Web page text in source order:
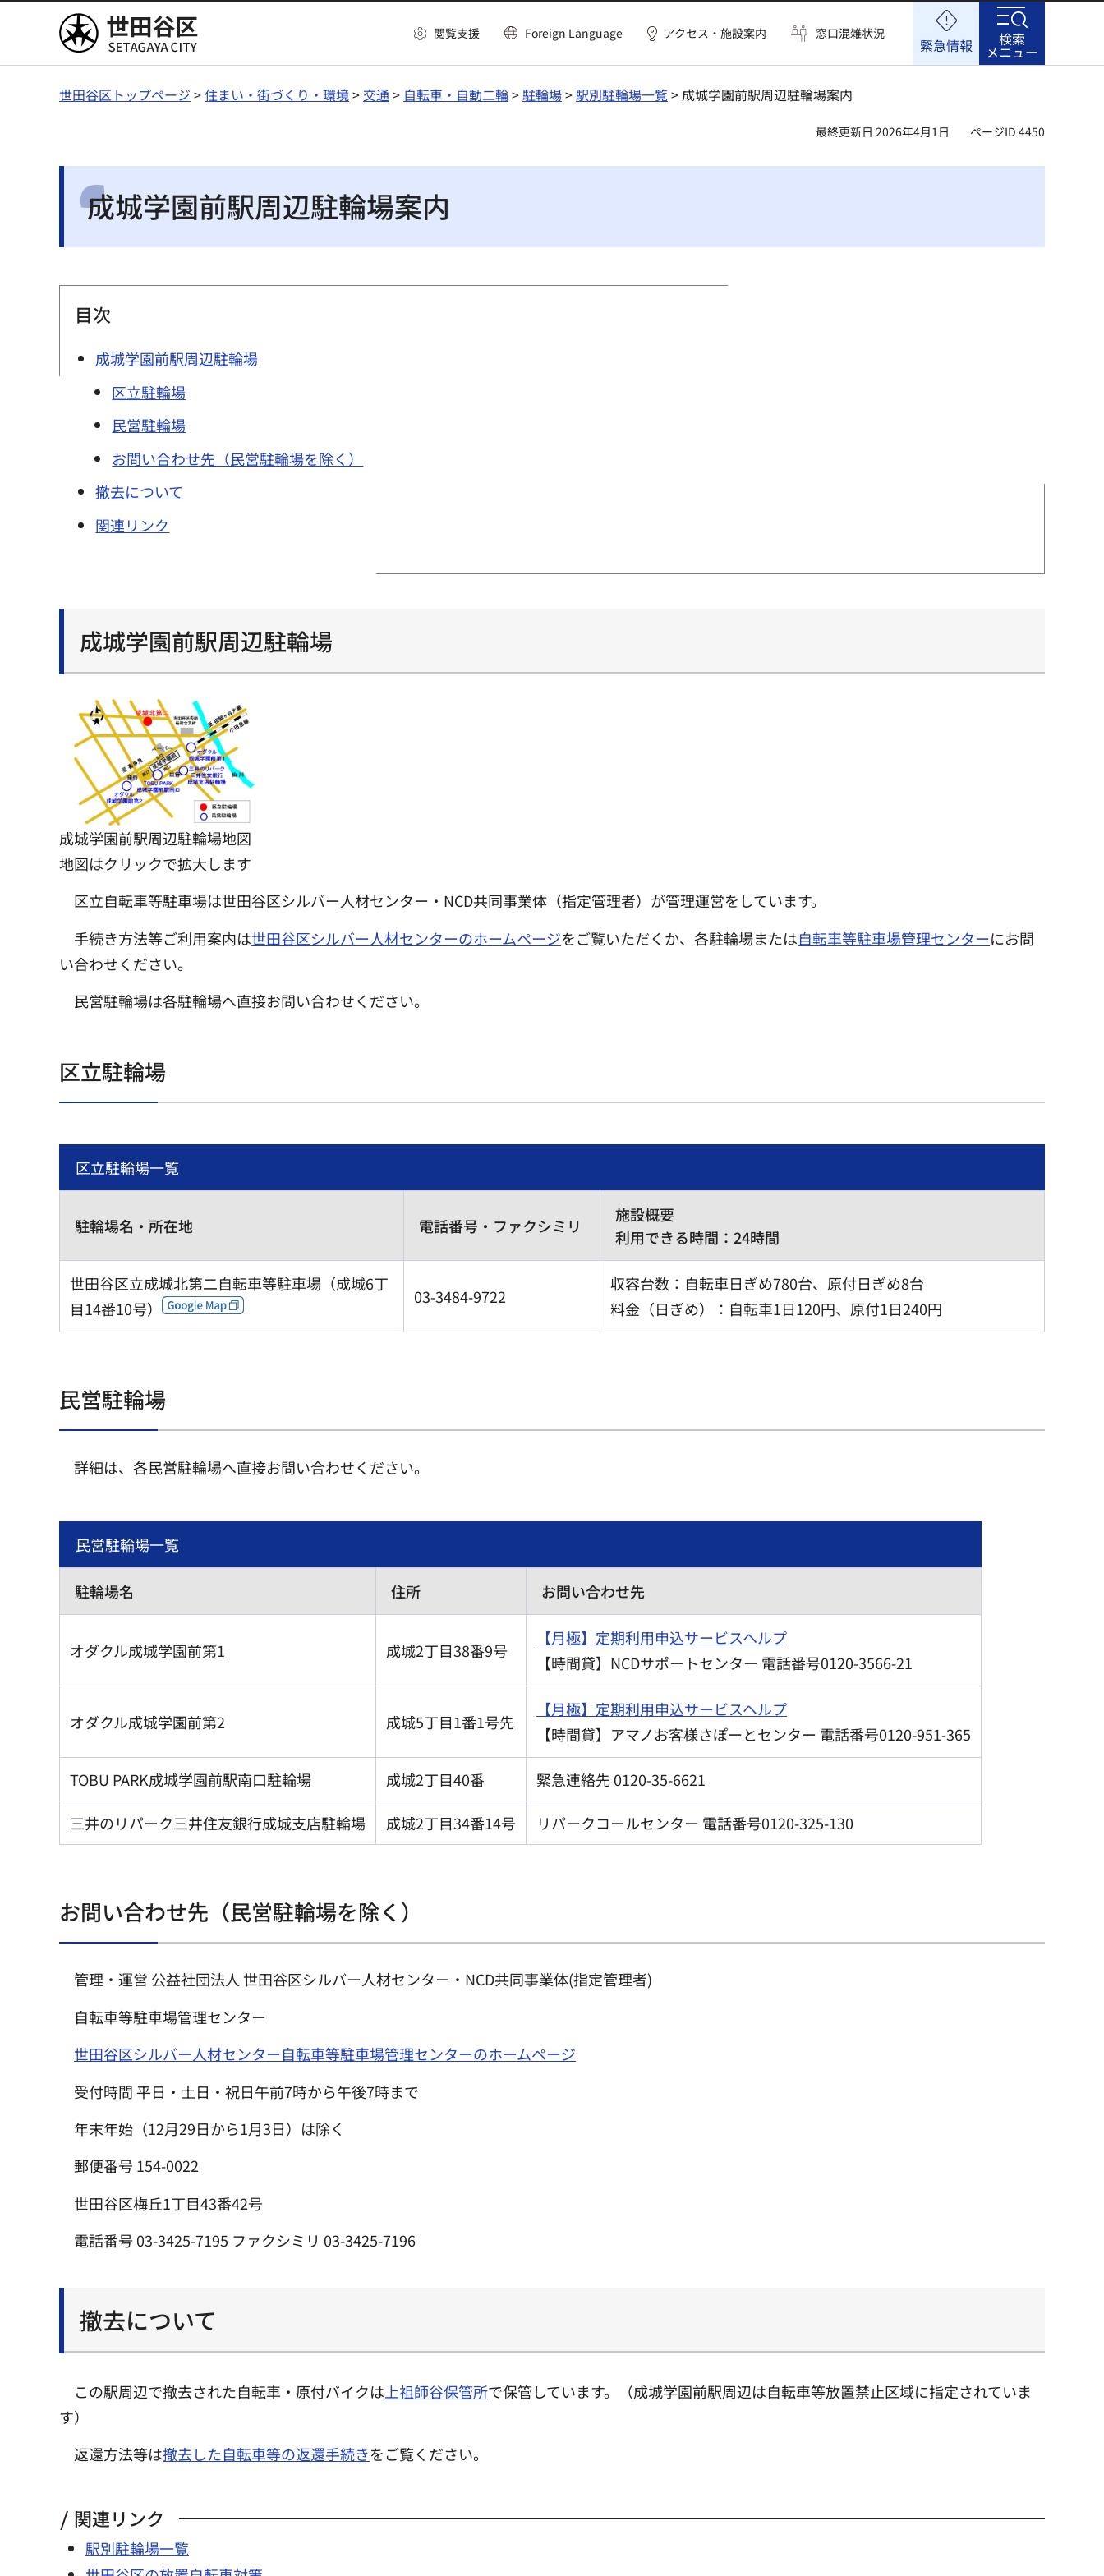
世田谷区 閲覧支援 Foreign Language アクセス・施設案内 窓口混雑状況
緊急情報 検索
メニュー
世田谷区トップページ >住まい・街づくり・環境> 交通> 自転車・自動二輪>駐輪場>駅別駐輪場一覧> 成城学園前駅周辺駐輪場案内
最終更新日 2026年4月1日 ページID 4450
成城学園前駅周辺駐輪場案内
目次
成城学園前駅周辺駐輪場
区立駐輪場
民営駐輪場
お問い合わせ先（民営駐輪場を除く）
撤去について
関連リンク
成城学園前駅周辺駐輪場
成城学園前駅周辺駐輪場地図
地図はクリックで拡大します
区立自転車等駐車場は世田谷区シルバー人材センター・NCD共同事業体（指定管理者）が管理運営をしています。
手続き方法等ご利用案内は世田谷区シルバー人材センターのホームページをご覧いただくか、各駐輪場または自転車等駐車場管理センターにお問
い合わせください。
民営駐輪場は各駐輪場へ直接お問い合わせください。
区立駐輪場
区立駐輪場一覧
駐輪場名・所在地 電話番号・ファクシミリ
施設概要
利用できる時間：24時間
世田谷区立成城北第二自転車等駐車場（成城6丁
目14番10号）
03-3484-9722
収容台数：自転車日ぎめ780台、原付日ぎめ8台
料金（日ぎめ）：自転車1日120円、原付1日240円
民営駐輪場
詳細は、各民営駐輪場へ直接お問い合わせください。
民営駐輪場一覧
駐輪場名 住所 お問い合わせ先
オダクル成城学園前第1 成城2丁目38番9号
【月極】定期利用申込サービスヘルプ
【時間貸】NCDサポートセンター 電話番号0120-3566-21
オダクル成城学園前第2 成城5丁目1番1号先
【月極】定期利用申込サービスヘルプ
【時間貸】アマノお客様さぽーとセンター 電話番号0120-951-365
TOBU PARK成城学園前駅南口駐輪場 成城2丁目40番 緊急連絡先 0120-35-6621
三井のリパーク三井住友銀行成城支店駐輪場 成城2丁目34番14号 リパークコールセンター 電話番号0120-325-130
お問い合わせ先（民営駐輪場を除く）
管理・運営 公益社団法人 世田谷区シルバー人材センター・NCD共同事業体(指定管理者)
自転車等駐車場管理センター
世田谷区シルバー人材センター自転車等駐車場管理センターのホームページ
受付時間 平日・土日・祝日午前7時から午後7時まで
年末年始（12月29日から1月3日）は除く
郵便番号 154-0022
世田谷区梅丘1丁目43番42号
電話番号 03-3425-7195 ファクシミリ 03-3425-7196
撤去について
この駅周辺で撤去された自転車・原付バイクは 上祖師谷保管所で保管しています。（成城学園前駅周辺は自転車等放置禁止区域に指定されていま
す）
返還方法等は撤去した自転車等の返還手続きをご覧ください。
関連リンク
駅別駐輪場一覧